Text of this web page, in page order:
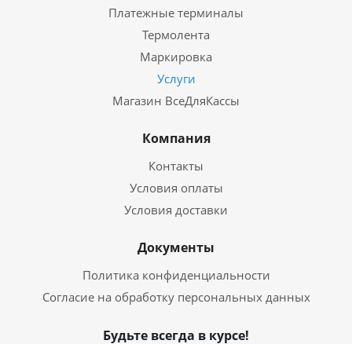
Платежные терминалы
Термолента
Маркировка
Услуги
Магазин ВсеДляКассы
Компания
Контакты
Условия оплаты
Условия доставки
Документы
Политика конфиденциальности
Согласие на обработку персональных данных
Будьте всегда в курсе!